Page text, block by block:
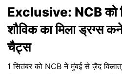
Exclusive: NCB को
शौविक का मिला ड्रग्स
चैट्स
1 सितंबर को NCB ने मुंबई से ज़ैद